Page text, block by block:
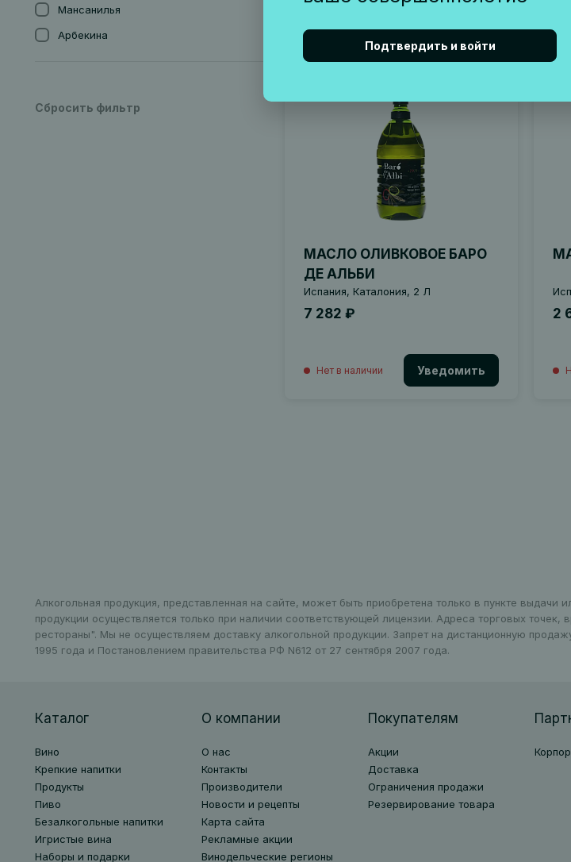
Мансанилья
Арбекина
Сбросить фильтр
МАСЛО ОЛИВКОВОЕ БАРО
ДЕ АЛЬБИ
Испания, Каталония, 2 Л
7 282 ₽
Нет в наличии Уведомить
2
Алкогольная продукция, представленная на сайте, может быть приобретена только в пункте
продукции осуществляется только при наличии соответствующей лицензии. Адреса торговых
рестораны". Мы не осуществляем доставку алкогольной продукции. Запрет на дистанционную
1995 года и Постановлением правительства РФ N612 от 27 сентября 2007 года.
Каталог
Вино
Крепкие напитки
Продукты
Пиво
Безалкогольные напитки
Игристые вина
Наборы и подарки
О компании
О нас
Контакты
Производители
Новости и рецепты
Карта сайта
Рекламные акции
Винодельческие регионы
Покупателям
Акции
Доставка
Ограничения продажи
Резервирование товара
Подтвердить и войти